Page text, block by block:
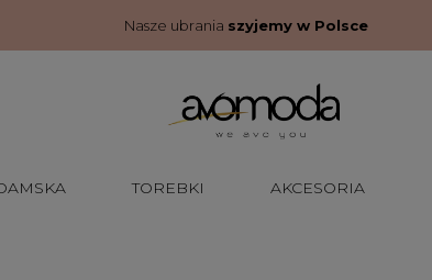
Nasze ubrania szyjemy w Polsce
TOREBKI AKCESORIA